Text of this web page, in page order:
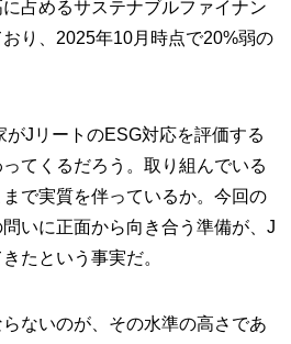
占めるサステナブルファイナン
り、2025年10月時点で20%弱の
JリートのESG対応を評価する
てくるだろう。取り組んでいる
で実質を伴っているか。今回の
いに正面から向き合う準備が、J
きたという事実だ。
ないのが、その水準の高さであ